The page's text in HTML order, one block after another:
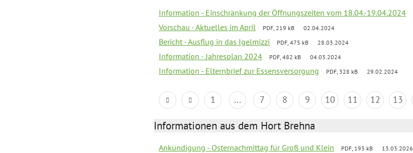
Information - Einschränkung der Öffnungszeiten vom 18.04.-19.04.2024
Vorschau - Aktuelles im April PDF, 219 kB 02.04.2024
Bericht - Ausflug in das Igelmizzi PDF, 475 kB 28.03.2024
Information - Jahresplan 2024 PDF, 482 kB 04.03.2024
Information - Elternbrief zur Essensversorgung PDF, 328 kB 29.02.2024
1 ... 7 8 9 10 11 12 13
Informationen aus dem Hort Brehna
Ankündigung - Osternachmittag für Groß und Klein PDF, 193 kB 13.03.2026